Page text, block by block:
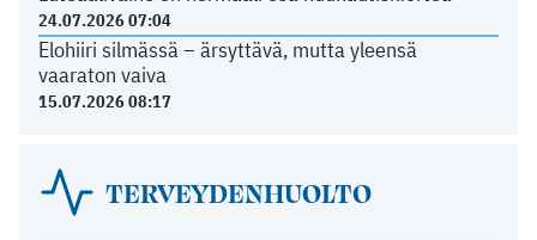
24.07.2026 07:04
Elohiiri silmässä – ärsyttävä, mutta yleensä
vaaraton vaiva
15.07.2026 08:17
TERVEYDENHUOLTO